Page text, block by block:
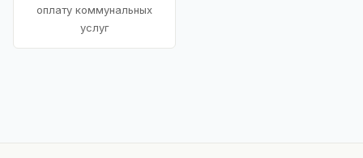
оплату коммунальных
услуг